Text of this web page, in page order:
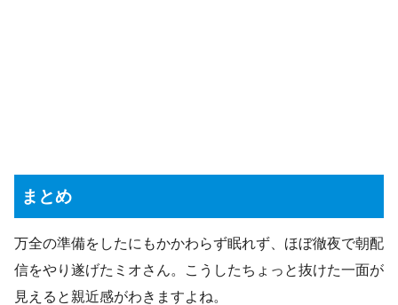
まとめ
万全の準備をしたにもかかわらず眠れず、ほぼ徹夜で朝配
信をやり遂げたミオさん。こうしたちょっと抜けた一面が
見えると親近感がわきますよね。